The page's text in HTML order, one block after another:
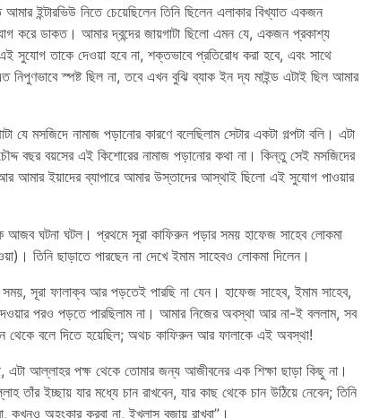
ইন্টারভিউ নিতে চেয়েছিলেন তিনি ছিলেন এলাকার বিখ্যাত একজন
করে ডাকত। আমার দ্বন্দের জায়গাটা ছিলো এমন যে, একজন প্রকাশ্য
সুযোগ তাকে দেওয়া হবে না, শক্তভাবে প্রতিরোধ করা হবে, এবং সাথে
স্পষ্ট ছিল না, তবে এখন বুঝি ব্যাক ইন দ্য মাইন্ড এটাই ছিল আমার
যে মসজিদে নামাজ পড়ানোর কারণে বলেছিলাম সেটার একটা গল্পটা বলি। এটা
বছর বয়সের এই কিশোরের নামাজ পড়ানোর কথা না। কিন্তু সেই মসজিদের
আমার ইয়াদের ব্যাপারে আমার উস্তাদের আস্থাই ছিলো এই সুযোগ পাওয়ার
আজব ঘটনা ঘটল। প্রথমে সূরা কাফিরুন পড়ার সময় হাফেজ সাহেব লোকমা
তিনি ছাড়াতে পারছেন না দেখে ইমাম সাহেবও লোকমা দিলেন।
সূরা ফালাক্ব আর পড়তেই পারছি না যেন। হাফেজ সাহেব, ইমাম সাহেব,
পরও পড়তে পারছিলাম না। আমার নিজের অবস্থা আর না-ই বললাম, সব
থেকে বলে দিতে হয়েছিল; অথচ কাফিরুন আর ফালাকে এই অবস্থা!
এটা আল্লাহর পক্ষ থেকে তোমার জন্য আজীবনের এক শিক্ষা ছাড়া কিছু না।
তাঁর ইচ্ছায় যার মধ্যে চান রাখবেন, যার কাছ থেকে চান উঠিয়ে নেবেন; তিনি
কখনও অহংকার করবা না, ইখলাস বজায় রাখবা”।